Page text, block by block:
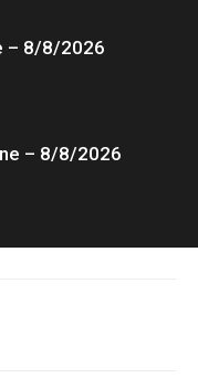
– 8/8/2026
– 8/8/2026